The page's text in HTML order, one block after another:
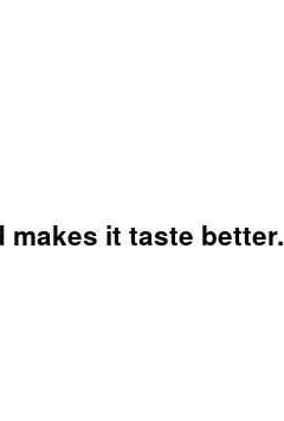
makes it taste better.